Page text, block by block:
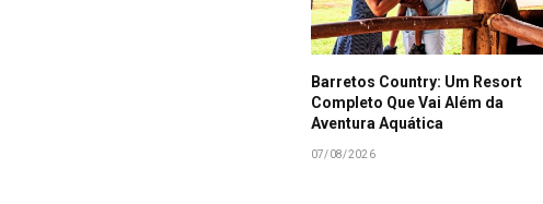
Barretos Country: Um Resort
Completo Que Vai Além da
Aventura Aquática
07/08/2026